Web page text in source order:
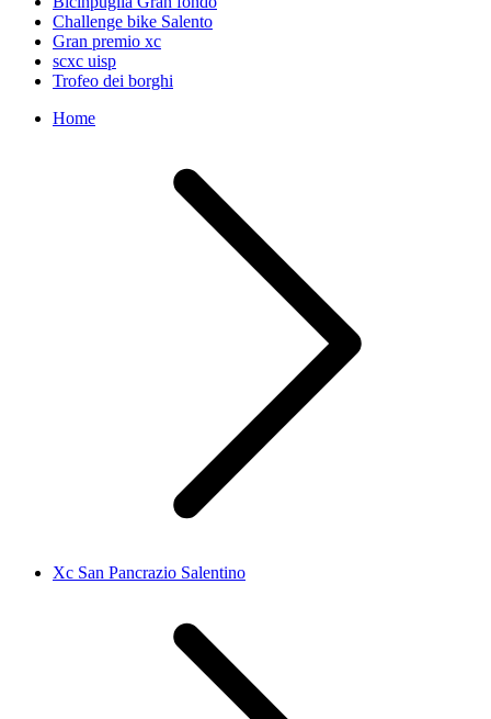
Challenge bike Salento
Gran premio xc
scxc uisp
Trofeo dei borghi
Home
Xc San Pancrazio Salentino